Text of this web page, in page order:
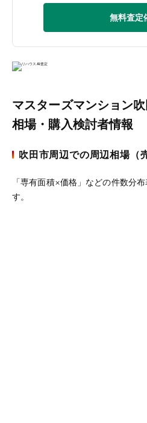
無料査定
マスターズマンション
相場・購入検討者情報
吹田市周辺での周辺相場（
「専有面積×価格」などの件数分
す。